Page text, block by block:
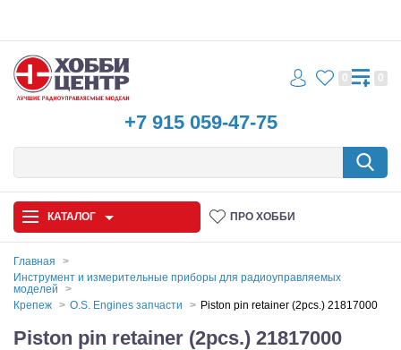
+7 915 059-47-75
0 0
КАТАЛОГ ПРО ХОББИ
Автомодели
Запчасти и аксессуары
Главная
Инструмент и измерительные приборы для радиоуправляемых
моделей
Крепеж
O.S. Engines запчасти Piston pin retainer (2pcs.) 21817000
Piston pin retainer (2pcs.) 21817000